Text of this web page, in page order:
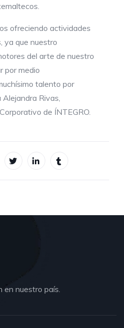
ofreciendo actividades
ya que nuestro
del arte de nuestro
por medio
talento por
Rivas,
de ÍNTEGRO.
en nuestro país.